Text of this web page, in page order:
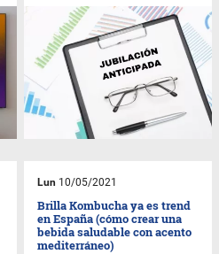
Lun 10/05/2021
Brilla Kombucha ya es trend
en España (cómo crear una
bebida saludable con acento
mediterráneo)